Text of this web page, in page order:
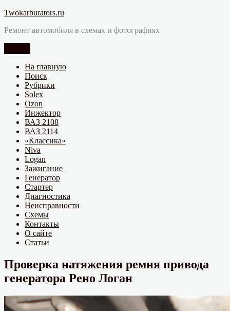
Перейти
содержимому
Twokarburators.ru
Ремонт автомобиля в схемах и фотографиях
На главную
Поиск
Рубрики
Solex
Ozon
Инжектор
ВАЗ 2108
ВАЗ 2114
«Классика»
Niva
Logan
Зажигание
Генератор
Стартер
Диагностика
Неисправности
Схемы
Контакты
О сайте
Статьи
Проверка натяжения ремня привода
генератора Рено Логан